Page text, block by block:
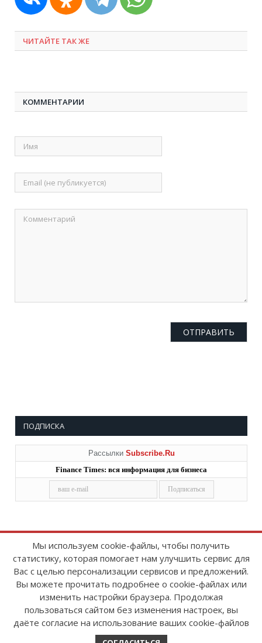
ЧИТАЙТЕ ТАК ЖЕ
КОММЕНТАРИИ
ПОДПИСКА
Рассылки Subscribe.Ru
Finance Times: вся информация для бизнеса
Copyright © 2008-2026FinanceTimes
Зарегистрировано в Роскомнадзоре
Свидетельство о регистрации СМИ:
серия Эл № ФС77-86300 от 10 ноября 2023 г
Мы используем cookie-файлы, чтобы получить
статистику, которая помогает нам улучшить сервис для
Вас с целью персонализации сервисов и предложений.
Вы можете прочитать подробнее о cookie-файлах или
изменить настройки браузера. Продолжая
пользоваться сайтом без изменения настроек, вы
даёте согласие на использование ваших cookie-файлов